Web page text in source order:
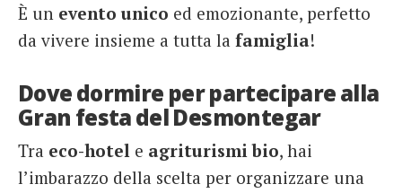
È un evento unico ed emozionante, perfetto
da vivere insieme a tutta la famiglia!
Dove dormire per partecipare alla
Gran festa del Desmontegar
Tra eco-hotel e agriturismi bio, hai
l’imbarazzo della scelta per organizzare una